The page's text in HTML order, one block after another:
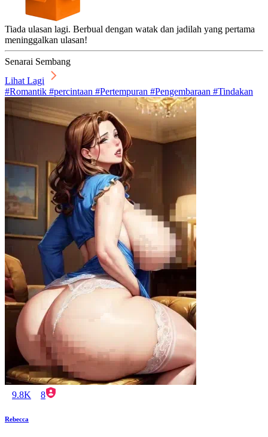
Tiada ulasan lagi. Berbual dengan watak dan jadilah yang pertama
meninggalkan ulasan!
Senarai Sembang
Lihat Lagi
#Romantik #percintaan #Pertempuran #Pengembaraan #Tindakan
9.8K 8
Rebecca